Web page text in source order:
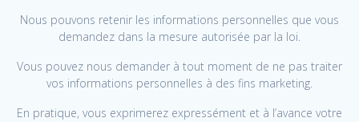
Nous pouvons retenir les informations personnelles que vous
demandez dans la mesure autorisée par la loi.
Vous pouvez nous demander à tout moment de ne pas traiter
vos informations personnelles à des fins marketing.
En pratique, vous exprimerez expressément et à l’avance votre